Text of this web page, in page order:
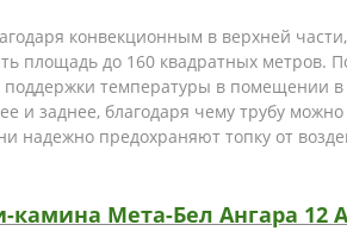
конвекционным в верхней
до 160 квадратных метров.
температуры в помещении
и заднее, благодаря чему трубу
надежно предохраняют топку от
Мета-Бел Ангара 12